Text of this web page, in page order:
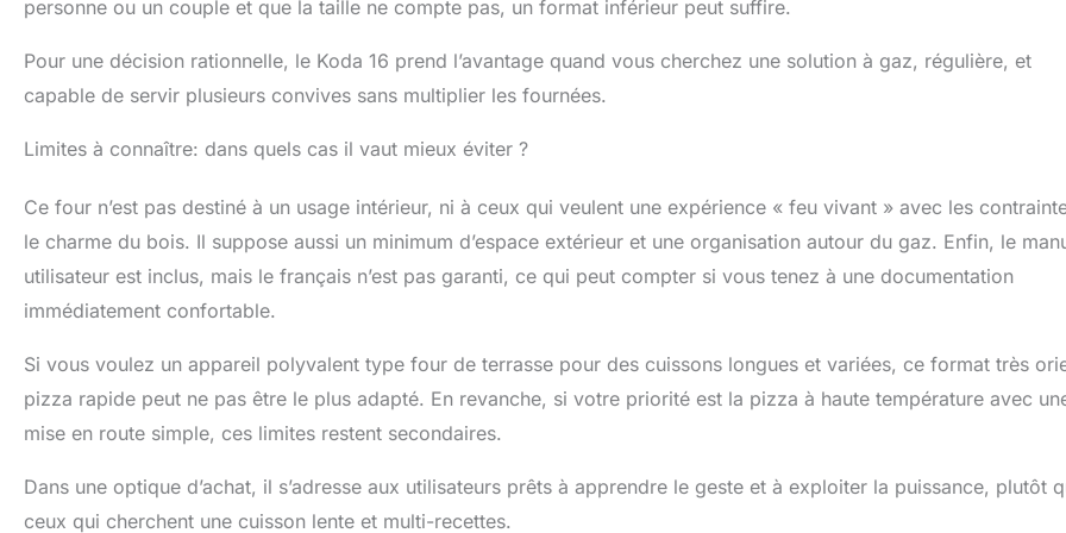
personne ou un couple et que la taille ne compte pas, un format inférieur peut suffire.
Pour une décision rationnelle, le Koda 16 prend l’avantage quand vous cherchez une solution à gaz, régulière, et
capable de servir plusieurs convives sans multiplier les fournées.
Limites à connaître: dans quels cas il vaut mieux éviter ?
Ce four n’est pas destiné à un usage intérieur, ni à ceux qui veulent une expérience « feu vivant » avec les
le charme du bois. Il suppose aussi un minimum d’espace extérieur et une organisation autour du gaz. Enfin, le
utilisateur est inclus, mais le français n’est pas garanti, ce qui peut compter si vous tenez à une documentation
immédiatement confortable.
Si vous voulez un appareil polyvalent type four de terrasse pour des cuissons longues et variées, ce format très
pizza rapide peut ne pas être le plus adapté. En revanche, si votre priorité est la pizza à haute température avec
mise en route simple, ces limites restent secondaires.
Dans une optique d’achat, il s’adresse aux utilisateurs prêts à apprendre le geste et à exploiter la puissance, plutôt
ceux qui cherchent une cuisson lente et multi-recettes.